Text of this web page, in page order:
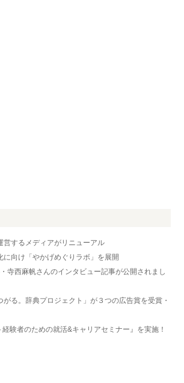
営するメディアがリニューアル
に向け「やかげめぐりラボ」を展開
寺西麻帆さんのインタビュー記事が公開されまし
がる。辞典プロジェクト」が３つの広告賞を受賞・
経験者のための就活&キャリアセミナー』を実施！